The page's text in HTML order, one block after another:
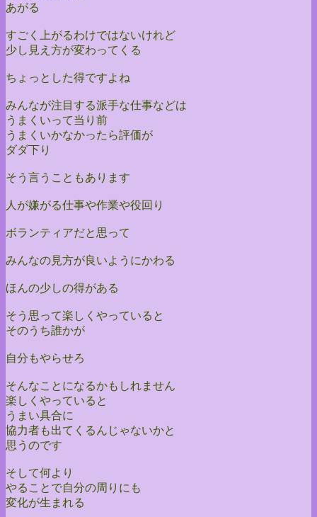
あがる
すごく上がるわけではないけれど
少し見え方が変わってくる
ちょっとした得ですよね
みんなが注目する派手な仕事などは
うまくいって当り前
うまくいかなかったら評価が
ダダ下り
そう言うこともあります
人が嫌がる仕事や作業や役回り
ボランティアだと思って
みんなの見方が良いようにかわる
ほんの少しの得がある
そう思って楽しくやっていると
そのうち誰かが
自分もやらせろ
そんなことになるかもしれません
楽しくやっていると
うまい具合に
協力者も出てくるんじゃないかと
思うのです
そして何より
やることで自分の周りにも
変化が生まれる